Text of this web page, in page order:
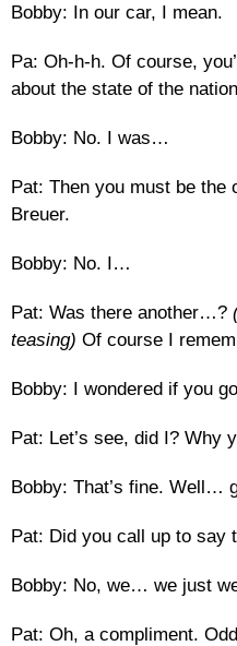
Bobby: In our car, I mean.
Pa: Oh-h-h. Of course,
about the state of the
Bobby: No. I was…
Pat: Then you must be the
Breuer.
Bobby: No. I…
Pat: Was there another…?
teasing) Of course I
Bobby: I wondered if you
Pat: Let’s see, did I? Why
Bobby: That’s fine. Well…
Pat: Did you call up to say
Bobby: No, we… we just
Pat: Oh, a compliment.